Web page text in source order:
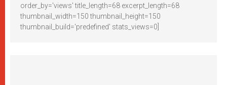
order_by='views' title_length=68 excerpt_length=68
thumbnail_width=150 thumbnail_height=150
thumbnail_build='predefined' stats_views=0]